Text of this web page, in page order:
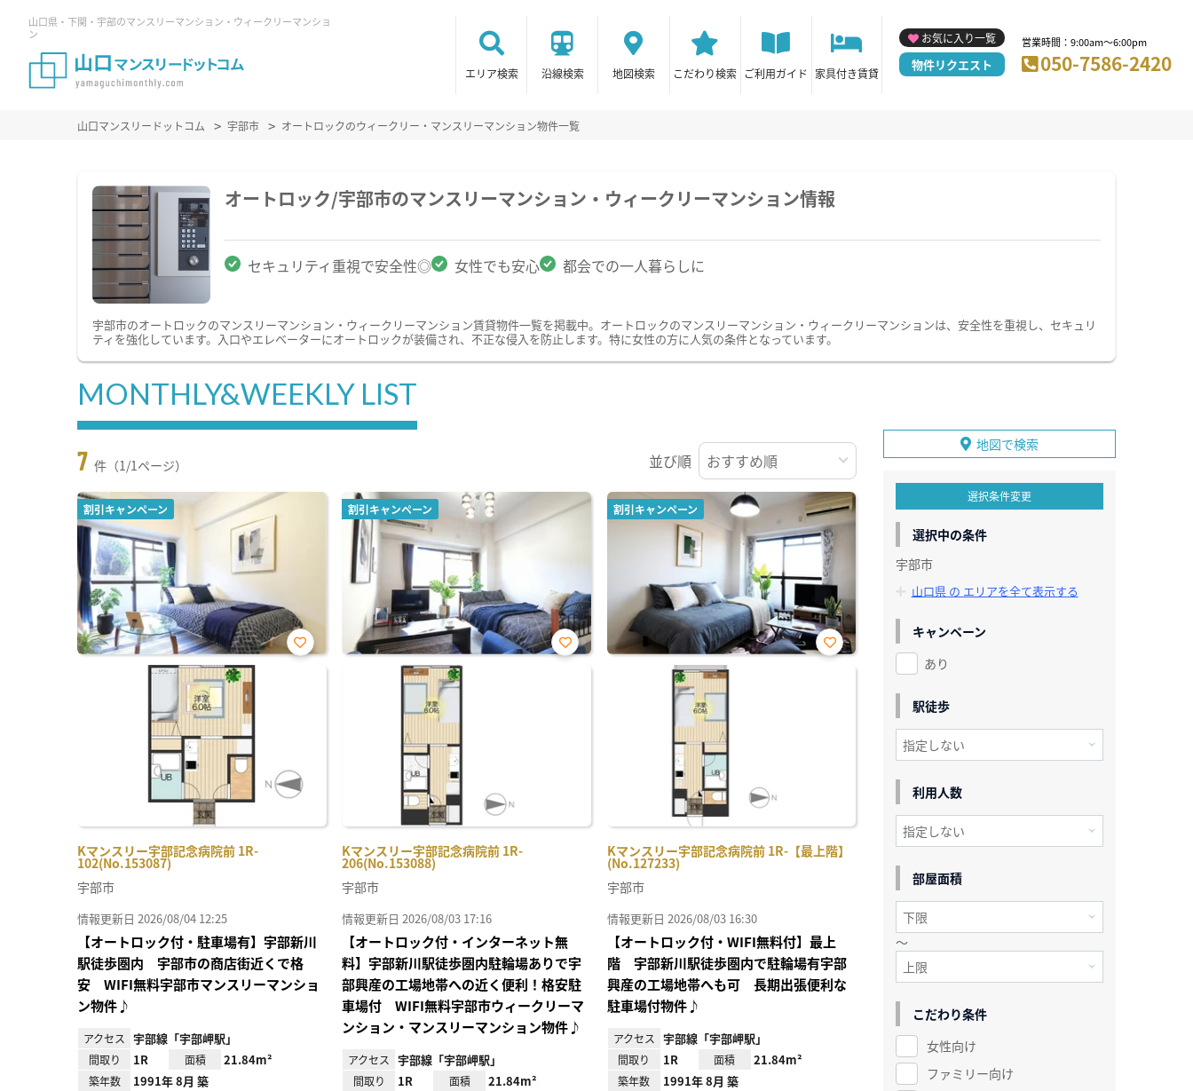
山口県・下関・宇部のマンスリーマンション・ウィークリーマンショ
ン
エリア検索 沿線検索 地図検索 こだわり検索 ご利用ガイド 家具付き賃貸
お気に入り一覧
物件リクエスト
営業時間：9:00am～6:00pm
050-7586-2420
山口マンスリードットコム 宇部市 オートロックのウィークリー・マンスリーマンション物件一覧
オートロック/宇部市のマンスリーマンション・ウィークリーマンション情報
セキュリティ重視で安全性◎ 女性でも安心 都会での一人暮らしに
宇部市のオートロックのマンスリーマンション・ウィークリーマンション賃貸物件一覧を掲載中。オートロックのマンスリーマンション・ウィークリーマンションは、安全性を重視し、セキュリ
ティを強化しています。入口やエレベーターにオートロックが装備され、不正な侵入を防止します。特に女性の方に人気の条件となっています。
MONTHLY&WEEKLY LIST
7 件（1/1ページ） 並び順
割引キャンペーン
Kマンスリー宇部記念病院前 1R-
102(No.153087)
お気
宇部市
情報更新日 2026/08/04 12:25
【オートロック付・駐車場有】宇部新川
駅徒歩圏内 宇部市の商店街近くで格
安 WIFI無料宇部市マンスリーマンショ
ン物件♪
アクセス 宇部線「宇部岬駅」
間取り 1R 面積 21.84m²
築年数 1991年 8月 築
割引キャンペーン
Kマンスリー宇部記念病院前 1R-
206(No.153088)
お気
宇部市
情報更新日 2026/08/03 17:16
【オートロック付・インターネット無
料】宇部新川駅徒歩圏内駐輪場ありで宇
部興産の工場地帯への近く便利！格安駐
車場付 WIFI無料宇部市ウィークリーマ
ンション・マンスリーマンション物件♪
アクセス 宇部線「宇部岬駅」
間取り 1R 面積 21.84m²
割引キャンペーン
Kマンスリー宇部記念病院前 1R-【最上階】
(No.127233)
お気
宇部市
情報更新日 2026/08/03 16:30
【オートロック付・WIFI無料付】最上
階 宇部新川駅徒歩圏内で駐輪場有宇部
興産の工場地帯へも可 長期出張便利な
駐車場付物件♪
アクセス 宇部線「宇部岬駅」
間取り 1R 面積 21.84m²
築年数 1991年 8月 築
地図で検索
選択条件変更
選択中の条件
宇部市
山口県 の エリアを全て表示する
キャンペーン
あり
駅徒歩
利用人数
部屋面積
～
こだわり条件
女性向け
ファミリー向け